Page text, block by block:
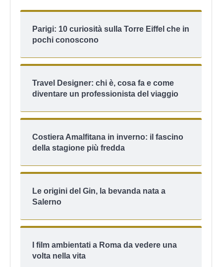
Parigi: 10 curiosità sulla Torre Eiffel che in
pochi conoscono
Travel Designer: chi è, cosa fa e come
diventare un professionista del viaggio
Costiera Amalfitana in inverno: il fascino
della stagione più fredda
Le origini del Gin, la bevanda nata a
Salerno
I film ambientati a Roma da vedere una
volta nella vita